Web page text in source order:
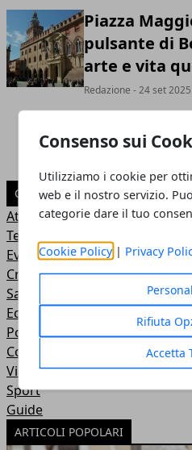
Consenso sui
Utilizziamo i cookie per
web e il nostro servizio.
categorie dare il tuo
Cookie Policy | Privacy
Rifiuta
Accetta
Piazza
pulsante di
arte e vita
Redazione - 24 set 2025
CATEGORIE
Attualità
Tempo libero
Eventi
Cronaca
Sanità
Economia e Lavoro
Politica
Cosa fare in città
Viaggi
Sport
Guide
ARTICOLI POPOLARI